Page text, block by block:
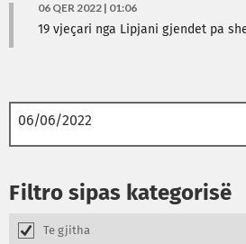
06 QER 2022 | 01:06
19 vjeçari nga Lipjani gjendet pa
Filtro sipas kategorisë
Te gjitha